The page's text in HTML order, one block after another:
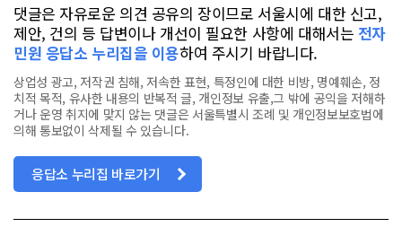
댓글은 자유로운 의견 공유의 장이므로 서울시에 대한 신고,
제안, 건의 등 답변이나 개선이 필요한 사항에 대해서는 전자
민원 응답소 누리집을 이용하여 주시기 바랍니다.
상업성 광고, 저작권 침해, 저속한 표현, 특정인에 대한 비방, 명예훼손, 정
치적 목적, 유사한 내용의 반복적 글, 개인정보 유출,그 밖에 공익을 저해하
거나 운영 취지에 맞지 않는 댓글은 서울특별시 조례 및 개인정보보호법에
의해 통보없이 삭제될 수 있습니다.
응답소 누리집 바로가기